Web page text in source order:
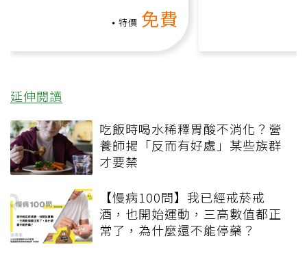
特價 免費
延伸閱讀
吃飯時喝水稀釋胃酸不消化？營
養師揭「反而有好處」某些族群
才要禁
【慢病100問】我已經戒菸戒
酒，也開始運動，三高數值都正
常了，為什麼還不能停藥？